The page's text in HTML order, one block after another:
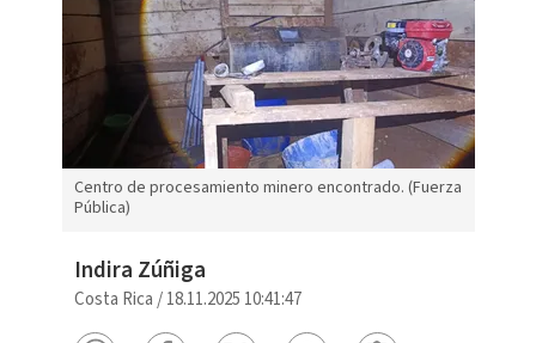
Centro de procesamiento minero encontrado. (Fuerza
Pública)
Indira Zúñiga
Costa Rica /18.11.2025 10:41:47